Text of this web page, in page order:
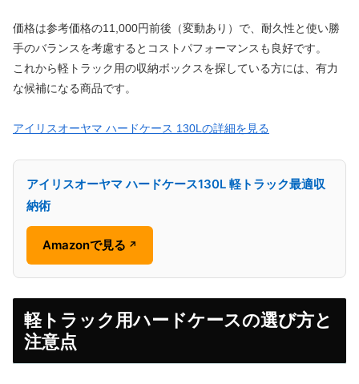
価格は参考価格の11,000円前後（変動あり）で、耐久性と使い勝
手のバランスを考慮するとコストパフォーマンスも良好です。
これから軽トラック用の収納ボックスを探している方には、有力
な候補になる商品です。
アイリスオーヤマ ハードケース 130Lの詳細を見る
アイリスオーヤマ ハードケース130L 軽トラック最適収
納術
Amazonで見る ↗
軽トラック用ハードケースの選び方と
注意点